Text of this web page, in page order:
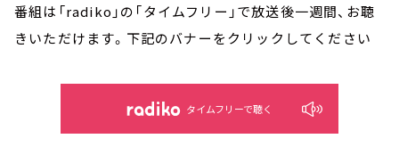
番組は「radiko」の「タイムフリー」で放送後一週間、お聴
きいただけます。下記のバナーをクリックしてください
タイムフリーで聴く